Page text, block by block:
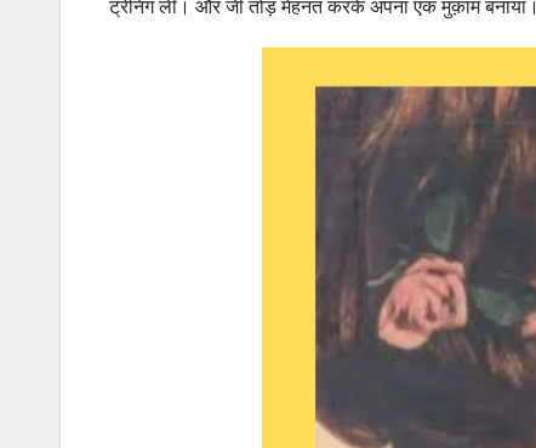
ट्रेनिंग ली। और जी तोड़ मेहनत करके अपना एक मुक़ाम बनाया।